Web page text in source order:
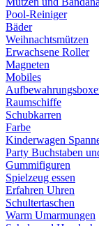
Pool-Reiniger
Bäder
Weihnachtsmützen
Erwachsene Roller
Magneten
Mobiles
Raumschiffe
Schubkarren
Farbe
Kinderwagen
Party Buchstaben
Gummifiguren
Spielzeug essen
Erfahren Uhren
Schultertaschen
Warm Umarmungen